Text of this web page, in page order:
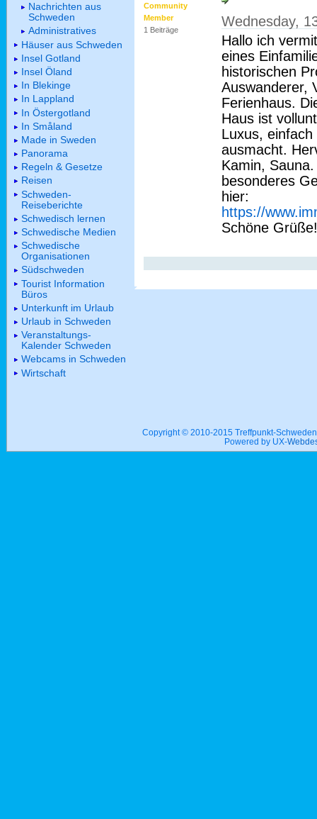
Community
Member
1 Beiträge
Wednesday,
Hallo ich
eines
historischen
Auswanderer,
Ferienhaus.
Haus ist
Luxus,
ausmacht.
Kamin,
besonderes
hier:
https://
Schöne Grüße!
Nachrichten aus
Schweden
Administratives
Häuser aus Schweden
Insel Gotland
Insel Öland
In Blekinge
In Lappland
In Östergotland
In Småland
Made in Sweden
Panorama
Regeln & Gesetze
Reisen
Schweden-
Reiseberichte
Schwedisch lernen
Schwedische Medien
Schwedische
Organisationen
Südschweden
Tourist Information
Büros
Unterkunft im Urlaub
Urlaub in Schweden
Veranstaltungs-
Kalender Schweden
Webcams in Schweden
Wirtschaft
Copyright © 2010-2015 Treffpunkt-
Powered by UX-